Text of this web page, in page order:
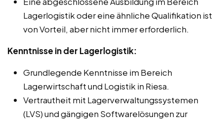
Lagerlogistik oder eine ähnliche Qualifikation ist
von Vorteil, aber nicht immer erforderlich.
Kenntnisse in der Lagerlogistik:
Grundlegende Kenntnisse im Bereich
Lagerwirtschaft und Logistik in Riesa.
Vertrautheit mit Lagerverwaltungssystemen
(LVS) und gängigen Softwarelösungen zur